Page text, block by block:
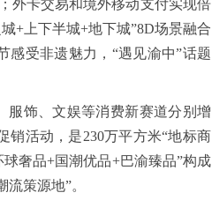
外卡交易和境外移动支付实现倍
+上下半城+地下城”8D场景融合
感受非遗魅力，“遇见渝中”话题
服饰、文娱等消费新赛道分别增
销活动，是230万平方米“地标商
奢品+国潮优品+巴渝臻品”构成
策源地”。